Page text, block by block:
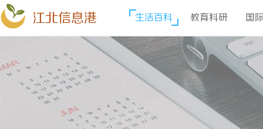
江北信息港 生活百科 教育科研 国